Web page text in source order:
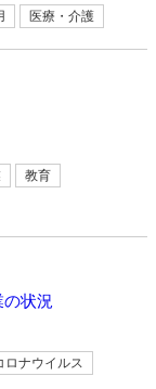
医療・介護
教育
状況
ロナウイルス